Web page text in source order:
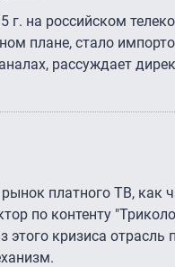
на российском
плане, стало
рассуждает
платного ТВ, как
по контенту
этого кризиса отрасль